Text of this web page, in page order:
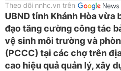
Theo dõi nnhc.vn trên
UBND tỉnh Khánh Hòa vừa
đạo tăng cường công tác
vệ sinh môi trường và
(PCCC) tại các chợ trên
cao hiệu quả quản lý, xây